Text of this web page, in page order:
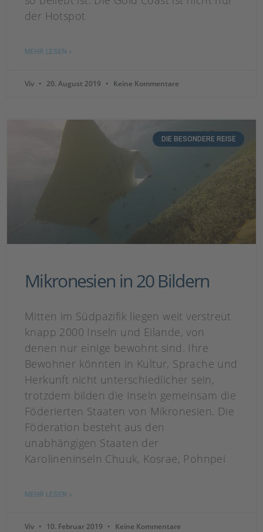
der Hotspot
MEHR LESEN »
Viv 20. August 2019 Keine Kommentare
DIE BESONDERE REISE
Mikronesien in 20 Bildern
Mitten im Südpazifik liegen weit verstreut
knapp 2000 Inseln und Eilande, von
denen nur einige bewohnt sind. Ihre
Bewohner könnten in Kultur, Sprache und
Herkunft nicht unterschiedlicher sein,
trotzdem bilden die Inseln gemeinsam die
Föderierten Staaten von Mikronesien. Die
Föderation besteht aus den
unabhängigen Staaten der
Karolineninseln Chuuk, Kosrae, Pohnpei
MEHR LESEN »
Viv 10. Februar 2019 Keine Kommentare